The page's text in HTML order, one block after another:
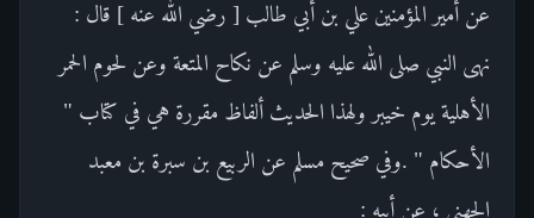
عن أمير المؤمنين علي بن أبي طالب [ رضي الله عنه ] قال :
نهى النبي صلى الله عليه وسلم عن نكاح المتعة وعن لحوم الحمر
الأهلية يوم خيبر ولهذا الحديث ألفاظ مقررة هي في كتاب "
الأحكام " .وفي صحيح مسلم عن الربيع بن سبرة بن معبد
الجهني ، عن أبيه :